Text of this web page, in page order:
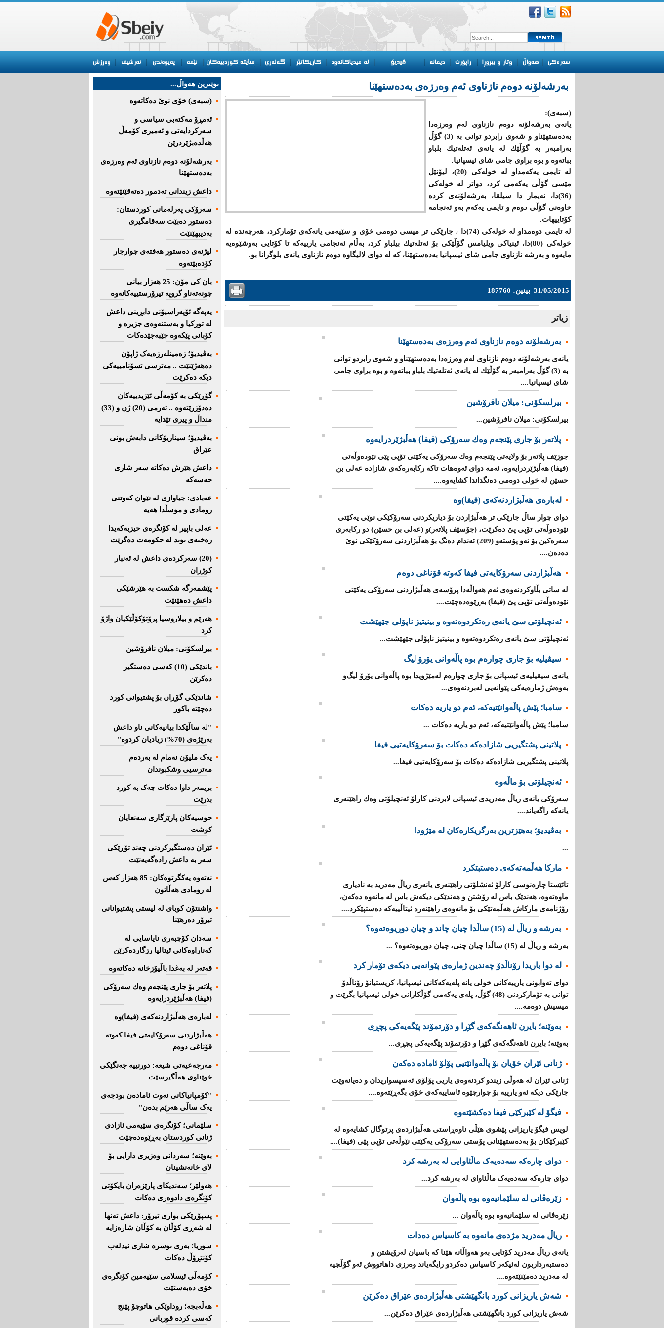
به‌رشه‌لۆنه‌ دوه‌م نازناوی ئه‌م وه‌رزه‌ی به‌ده‌ستهێنا
(سبەی):
یانه‌ی به‌رشه‌لۆنه‌ دوه‌م نازناوی له‌م وه‌رزه‌دا
به‌ده‌ستهێناو و شەوی رابردو توانی بە (3) گۆڵ
به‌رامبه‌ر به‌ گۆڵێك له‌ یانه‌ی ئه‌تله‌تیك بلباو
بباتەوە و بوه‌ براوی جامی شای ئیسپانیا.
له‌ تایمی یه‌كه‌مداو له‌ خوله‌كی (20)، لیۆنێل
مێسی گۆڵی یه‌كه‌می كرد، دواتر له‌ خوله‌كی
(36)دا، نه‌یمار دا سیلڤا، به‌رشه‌لۆنه‌ی كرده
‌خاوه‌نی گۆڵی دوه‌م و تایمی یه‌كه‌م به‌و ئه‌نجامه‌
كۆتاییهات.
له‌ تایمی دوه‌مداو له‌ خوله‌كی (74)دا ، جارێكی تر میسی دوەمی خۆی و سێیەمی یانەکەی تۆمارکرد، هه‌رچه‌نده‌ له‌
خوله‌كی (80)دا، ئینیاكی ویلیامس گۆڵێكی بۆ ئه‌تله‌تیك بیلباو كرد، به‌ڵام ئەنجامی یارییەکە تا کۆتایی بەوشێوەیە
مایەوە و بەرشە نازناوی جامی شای ئیسپانیا بەدەستهێنا، كه‌ له‌ دوای لالیگاوە دوه‌م نازناوی یانەی بلوگرانا بو.
31/05/2015 بینین: 187760
زیاتر
به‌رشه‌لۆنه‌ دوه‌م نازناوی ئه‌م وه‌رزه‌ی به‌ده‌ستهێنا
یانه‌ی به‌رشه‌لۆنه‌ دوه‌م نازناوی له‌م وه‌رزه‌دا به‌ده‌ستهێناو و شەوی رابردو توانی
بە (3) گۆڵ به‌رامبه‌ر به‌ گۆڵێك له‌ یانه‌ی ئه‌تله‌تیك بلباو بباتەوە و بوه‌ براوی جامی
شای ئیسپانیا....
بیرلسكۆنی: میلان نافرۆشین
بیرلسكۆنی: میلان نافرۆشین...
پلاتەر بۆ جاری پێنجەم وەك سەرۆكی (فیفا) هەڵبژێردرایەوە
جوزێف پلاتەر بۆ ولایەتی پێنجەم وەك سەرۆكی یەكێتی تۆپی پێی نێودەوڵەتی
(فیفا) هەڵبژێردرایەوە، ئەمە دوای ئەوەهات تاكە ركابەرەكەی شازادە عەلی بن
حسێن لە خولی دوەمی دەنگداندا كشایەوە....
لەبارەی هەڵبژاردنەكەی (فیفا)وە
دوای چوار ساڵ جارێكی تر هەڵبژاردن بۆ دیاریكردنی سەرۆكێكی نوێی یەكێتی
نێودەوڵەتی تۆپی پێ دەكرێت، (جۆسێف پلاتەر)و (عەلی بن حسێن) دو ركابەری
سەرەكین بۆ ئەو پۆستەو (209) ئەندام دەنگ بۆ هەڵبژاردنی سەرۆكێكی نوێ
دەدەن....
هەڵبژاردنی سەرۆكایەتی فیفا كەوتە قۆناغی دوەم
لە ساتی بڵاوكردنەوەی ئەم هەواڵەدا پرۆسەی هەڵبژاردنی سەرۆكی یەكێتی
نێودەوڵەتی تۆپی پێ (فیفا) بەڕێوەدەچێت....
ئەنچیلۆتى سێ یانەى رەتکردوەتەوە و بینیتیز ناپۆلى جێهێشت
ئەنچیلۆتى سێ یانەى رەتکردوەتەوە و بینیتیز ناپۆلى جێهێشت...
سیڤیلیه‌ بۆ جاری‌ چواره‌م بوه‌ پاڵه‌وانی‌ یۆرۆ لیگ
یانه‌ی‌ سیڤیلیه‌ی‌ ئیسپانی‌ بۆ جاری‌ چواره‌م له‌مێژویدا بوه‌ پاڵه‌وانی‌ یۆرۆ لیگ‌و
به‌وه‌ش ژماره‌یه‌كی‌ پێوانه‌یی له‌بردنه‌وه‌ی‌...
سامبا؛ پێش پاڵەوانێتیەکە، ئەم دو یاریە دەکات
سامبا؛ پێش پاڵەوانێتیەکە، ئەم دو یاریە دەکات ...
پلاتینی پشتگیریی شازادەکە دەكات بۆ سەرۆكایەتیی فیفا
پلاتینی پشتگیریی شازادەکە دەكات بۆ سەرۆكایەتیی فیفا...
ئەنچیلۆتی بۆ ماڵەوە
سەرۆكی یانەی ریاڵ مەدریدی ئیسپانی لابردنی كارلۆ ئەنچیلۆتی وەك راهێنەری
یانەكە راگەیاند....
بەڤیدیۆ؛ بەهێزترین بەرگریکارەکان لە مێژودا
...
مارکا هەڵمەتەکەی دەستپێکرد
تائێستا چارەنوسی کارلۆ ئەنشلۆتی راهێنەری یانەری ریاڵ مەدرید بە نادیاری
ماوەتەوە، هەندێک باس لە رۆشتن و هەندێکی دیکەش باس لە مانەوە دەکەن،
رۆژنامەی مارکاش هەڵمەتێکی بۆ مانەوەی راهێنەرە ئیتاڵییەکە دەستپێکرد....
بەرشە و ریاڵ لە (15) ساڵدا چیان چاند و چیان دوریوەتەوە؟
بەرشە و ریاڵ لە (15) ساڵدا چیان چنى، چیان دوریوەتەوە؟ ...
لە دوا یاریدا رۆناڵدۆ چەندین ژمارەی پێوانەیی دیکەی تۆمار کرد
دوای ته‌وابونی یارییه‌كانی خولی یانه‌ پله‌یه‌كه‌كانی ئیسپانیا، كریستیانۆ رۆناڵدۆ
توانی به‌ تۆماركردنی (48) گۆڵ، پله‌ی یه‌كه‌می گۆڵكارانی خولی ئیسپانیا بگرێت و
میسیش دوه‌مه‌....
بەوێنە؛ بایرن ئاهەنگەکەى گێڕا و دۆرتمۆند پێگەیەکى پچڕى
بەوێنە؛ بایرن ئاهەنگەکەى گێڕا و دۆرتمۆند پێگەیەکى پچڕى...
ژنانی‌ ئێران خۆیان بۆ پاڵه‌وانێتیی پۆلۆ ئاماده‌ ده‌كه‌ن
ژنانی‌ ئێران له‌ هه‌وڵی زیندو كردنه‌وه‌ی‌ یاریی پۆلۆی ئه‌سپسواریدان و ده‌یانه‌وێت
جارێكی دیکە ئه‌و یارییه‌ بۆ چوارچێوه‌ ئاساییه‌كه‌ی خۆی بگه‌ڕێته‌وه‌....
فیگۆ لە كێبركێی فیفا دەكشێتەوە
لویس فیگۆ یاریزانی پێشوی هێڵی ناوەڕاستی هەڵبژاردەی پرتوگال كشایەوە لە
كێبركێكان بۆ بەدەستهێنانی پۆستی سەرۆكی یەكێتی نێوڵەتی تۆپی پێی (فیفا)....
دوای چارەکە سەدەیەک ماڵئاوایی لە بەرشە كرد
دوای چارەکە سەدەیەک ماڵئاوای لە بەرشە كرد...
زێرەڤانى لە سلێمانیەوە بوە پاڵەوان
زێرەڤانى لە سلێمانیەوە بوە پاڵەوان ...
ریاڵ مه‌درید مژده‌ی‌ مانه‌وه‌ به‌ كاسیاس ده‌دات
یانه‌ی‌ ریاڵ مه‌درید كۆتایی به‌و هه‌واڵانه‌ هێنا كه‌ باسیان له‌رۆیشتن‌ و
ده‌ستبه‌رداربون له‌ئیكه‌ر كاسیاس ده‌كرد‌و رایگه‌یاند وه‌رزی‌ داهاتووش ئه‌و گۆڵچیه‌
له‌ مه‌درید ده‌مێنێته‌وه‌....
شەش یاریزانى کورد بانگهێشتى هەڵبژاردەى عێراق دەکرێن
شەش یاریزانى کورد بانگهێشتى هەڵبژاردەى عێراق دەکرێن...
نوێترین هه‌واڵ...
(سبەى) خۆى نوێ دەکاتەوە
ئه‌مڕۆ مه‌كته‌بی‌ سیاسی‌ و
سه‌ركردایه‌تی‌ و ئه‌میری‌ كۆمه‌ڵ
هەڵدەبژێردرێن
به‌رشه‌لۆنه‌ دوه‌م نازناوی ئه‌م وه‌رزه‌ی
به‌ده‌ستهێنا
داعش زیندانی تەدمور دەتەقێنێتەوە
سەرۆكی پەرلەمانی كوردستان:
دەستور دەبێت سەقامگیری
بەدیبهێنێت
لیژنەی دەستور هەفتەی چوارجار
كۆدەبێتەوە
بان كی مۆن: 25 هەزار بیانی
چونەتەناو گروپە تیرۆرستییەكانەوە
یەپەگە ئۆپەراسیۆنی دابڕینی داعش
لە تورکیا و بەستنەوەی جزیرە و
کۆبانی پێکەوە جێبەجێدەکات
بەڤیدیۆ؛ زەمینلەرزەیەک ژاپۆن
دەهەژێنێت .. مەترسی تسۆنامییەکی
دیکە دەکرێت
گۆڕێکی بە کۆمەڵی ئێزیدییەکان
دەدۆزرێتەوە .. تەرمی (20) ژن و (33)
منداڵ و پیری تێدایە
بەڤیدیۆ؛ سیناریۆکانی دابەش بونی
عێراق
داعش هێرش دەکاتە سەر شاری
حەسەکە
عه‌بادی: جیاوازی له‌ نێوان کەوتنی
رومادی و موسڵدا هه‌یه‌
عەلی باپیر لە کۆنگرەی حیزبەکەیدا
رەخنەی توند لە حکومەت دەگرێت
(20) سه‌ركرده‌ی داعش لە ئەنبار
کوژران
پێشمەرگە شكست بە هێرشێكی
داعش دەهێنێت
هەرێم و بیلاروسیا پرۆتۆکۆڵێکیان واژۆ
کرد
بیرلسكۆنی: میلان نافرۆشین
باندێکی (10) کەسى دەستگیر
دەکرێن
شاندێکى گۆڕان بۆ پشتیوانی کورد
دەچێتە باکور
''لە ساڵێکدا بیانیه‌كانی ناو داعش
بەرێژەى (70%) زیادیان کردوە''
یەک ملیۆن نەمام لە بەردەم
مەترسیی وشکبوندان
بریمه‌ر داوا دەکات چەک بە کورد
بدرێت
حوسیەکان پارێزگارى سەنعایان
کوشت
ئێران دەستگیرکردنى چه‌ند تۆڕێكی‌
سه‌ر به‌ داعش رادەگەیەنێت
نەتەوە یەكگرتوەكان: 85 هەزار كەس
لە رومادی هەڵاتون
واشنتۆن كوبای لە لیستی پشتیوانانی
تیرۆر دەرهێنا
سەدان كۆچبەری نایاسایی لە
كەناراوەكانی ئیتالیا رزگاردەكرێن
قەتەر لە بەغدا باڵیۆزخانە دەكاتەوە
پلاتەر بۆ جاری پێنجەم وەك سەرۆكی
(فیفا) هەڵبژێردرایەوە
لەبارەی هەڵبژاردنەكەی (فیفا)وە
هەڵبژاردنی سەرۆكایەتی فیفا كەوتە
قۆناغی دوەم
مەرجەعیەتی شیعە: دورنییە جەنگێكی
خوێناوی هەڵگیرسێت
''کۆمپانیاکانی نەوت ئامادەن بودجەی
یەک ساڵی هەرێم بدەن''
سلێمانی؛ كۆنگرەی سێیەمی ئازادی
ژنانی كوردستان بەڕێوەدەچێت
بەوێنە؛ سەردانی وەزیری دارایی بۆ
لای خانەنشینان
هەولێر؛ سەندیكای پارێزەران بایكۆتی
كۆنگرەی دادوەری دەكات
پسپۆڕێكی بواری تیرۆر: داعش تەنها
لە شەڕی كۆڵان بە كۆڵان شارەزایە
سوریا؛ بەری نوسرە شاری ئیدلەب
كۆنتڕۆڵ دەكات
كۆمەڵی ئیسلامی سێیەمین كۆنگرەی
خۆی دەبەستێت
هەڵەبجە؛ روداوێکی هاتوچۆ پێنج
کەسی کردە قوربانی